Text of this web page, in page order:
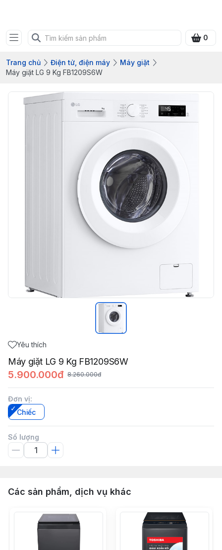
0
Trang chủ Điện tử, điện máy
Máy giặt
Máy giặt LG 9 Kg FB1209S6W
Yêu thích
Máy giặt LG 9 Kg FB1209S6W
5.900.000đ 8.260.000đ
Đơn vị:
Chiếc
Số lượng
Các sản phẩm, dịch vụ khác